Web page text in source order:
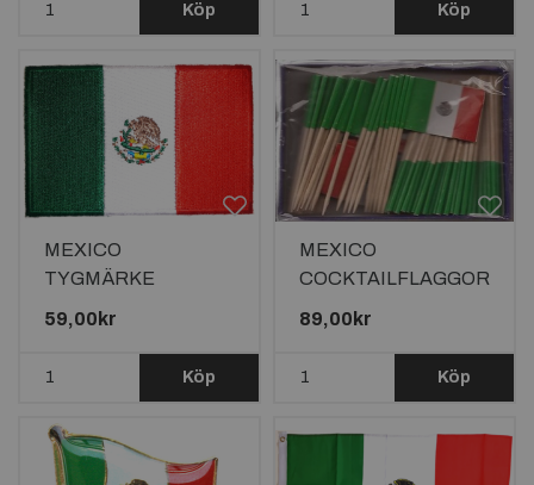
Köp Köp
MEXICO
TYGMÄRKE
90x58mm
59,00kr
Köp
MEXICO
COCKTAILFLAGGOR
89,00kr
Köp